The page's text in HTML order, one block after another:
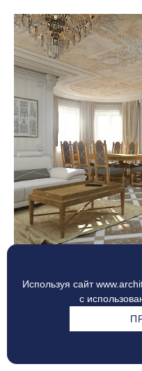
КЛАССИЧЕСКИЙ КОКОН
Используя сайт
с